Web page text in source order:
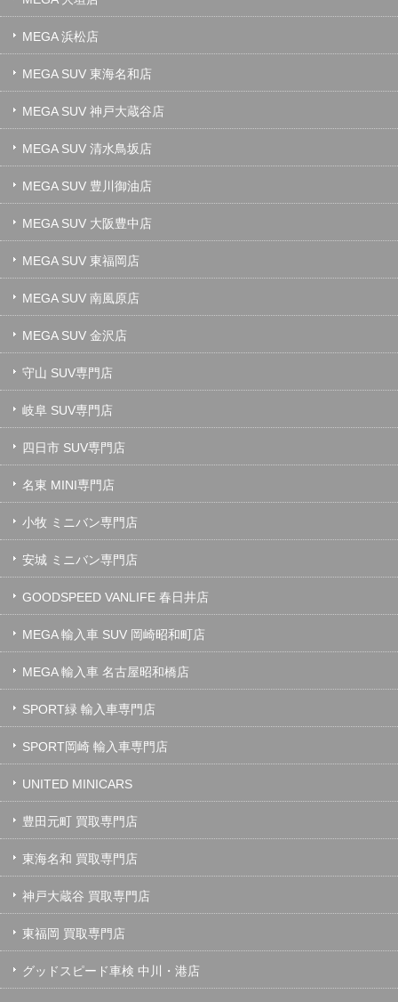
MEGA 浜松店
MEGA SUV 東海名和店
MEGA SUV 神戸大蔵谷店
MEGA SUV 清水鳥坂店
MEGA SUV 豊川御油店
MEGA SUV 大阪豊中店
MEGA SUV 東福岡店
MEGA SUV 南風原店
MEGA SUV 金沢店
守山 SUV専門店
岐阜 SUV専門店
四日市 SUV専門店
名東 MINI専門店
小牧 ミニバン専門店
安城 ミニバン専門店
GOODSPEED VANLIFE 春日井店
MEGA 輸入車 SUV 岡崎昭和町店
MEGA 輸入車 名古屋昭和橋店
SPORT緑 輸入車専門店
SPORT岡崎 輸入車専門店
UNITED MINICARS
豊田元町 買取専門店
東海名和 買取専門店
神戸大蔵谷 買取専門店
東福岡 買取専門店
グッドスピード車検 中川・港店